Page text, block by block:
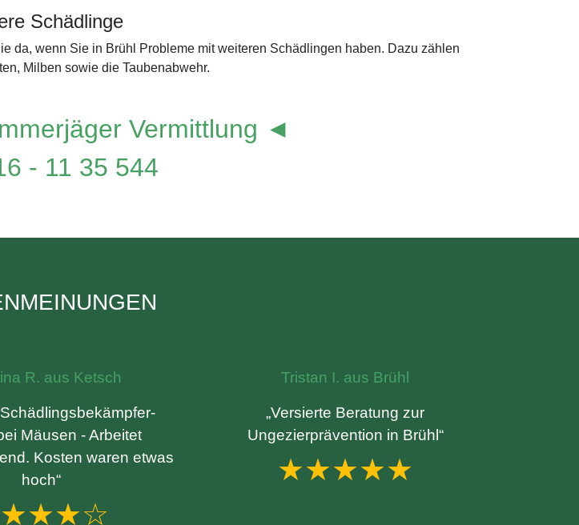
Schädlinge
da, wenn Sie in Brühl Probleme mit weiteren Schädlingen haben. Dazu zählen
Milben sowie die Taubenabwehr.
Vermittlung ◄
- 11 35 544
R. aus Ketsch
Mäusen - Arbeitet
Kosten waren etwas
hoch“
Tristan I. aus Brühl
„Versierte Beratung zur
Ungezierprävention in Brühl“
★★★★★